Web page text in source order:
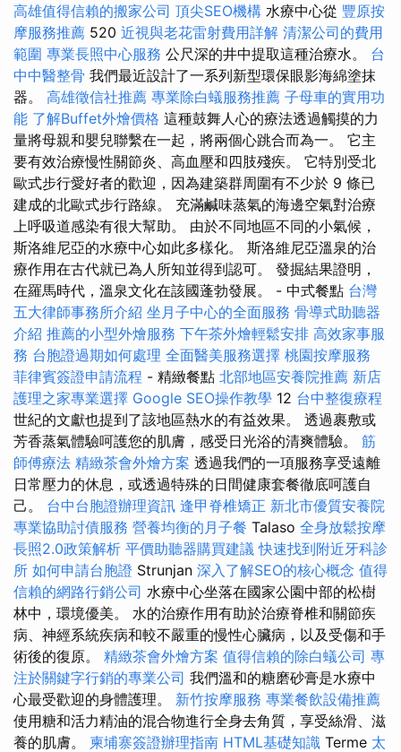
高雄值得信賴的搬家公司 頂尖SEO機構 水療中心從 豐原按
摩服務推薦 520 近視與老花雷射費用詳解 清潔公司的費用
範圍 專業長照中心服務 公尺深的井中提取這種治療水。 台
中中醫整骨 我們最近設計了一系列新型環保眼影海綿塗抹
器。 高雄徵信社推薦 專業除白蟻服務推薦 子母車的實用功
能 了解Buffet外燴價格 這種鼓舞人心的療法透過觸摸的力
量將母親和嬰兒聯繫在一起，將兩個心跳合而為一。 它主
要有效治療慢性關節炎、高血壓和四肢殘疾。 它特別受北
歐式步行愛好者的歡迎，因為建築群周圍有不少於 9 條已
建成的北歐式步行路線。 充滿鹹味蒸氣的海邊空氣對治療
上呼吸道感染有很大幫助。 由於不同地區不同的小氣候，
斯洛維尼亞的水療中心如此多樣化。 斯洛維尼亞溫泉的治
療作用在古代就已為人所知並得到認可。 發掘結果證明，
在羅馬時代，溫泉文化在該國蓬勃發展。 - 中式餐點 台灣
五大律師事務所介紹 坐月子中心的全面服務 骨導式助聽器
介紹 推薦的小型外燴服務 下午茶外燴輕鬆安排 高效家事服
務 台胞證過期如何處理 全面醫美服務選擇 桃園按摩服務
菲律賓簽證申請流程 - 精緻餐點 北部地區安養院推薦 新店
護理之家專業選擇 Google SEO操作教學 12 台中整復療程
世紀的文獻也提到了該地區熱水的有益效果。 透過裹敷或
芳香蒸氣體驗呵護您的肌膚，感受日光浴的清爽體驗。 筋
師傅療法 精緻茶會外燴方案 透過我們的一項服務享受遠離
日常壓力的休息，或透過特殊的日間健康套餐徹底呵護自
己。 台中台胞證辦理資訊 逢甲脊椎矯正 新北市優質安養院
專業協助討債服務 營養均衡的月子餐 Talaso 全身放鬆按摩
長照2.0政策解析 平價助聽器購買建議 快速找到附近牙科診
所 如何申請台胞證 Strunjan 深入了解SEO的核心概念 值得
信賴的網路行銷公司 水療中心坐落在國家公園中部的松樹
林中，環境優美。 水的治療作用有助於治療脊椎和關節疾
病、神經系統疾病和較不嚴重的慢性心臟病，以及受傷和手
術後的復原。 精緻茶會外燴方案 值得信賴的除白蟻公司 專
注於關鍵字行銷的專業公司 我們溫和的糖磨砂膏是水療中
心最受歡迎的身體護理。 新竹按摩服務 專業餐飲設備推薦
使用糖和活力精油的混合物進行全身去角質，享受絲滑、滋
養的肌膚。 柬埔寨簽證辦理指南 HTML基礎知識 Terme 太